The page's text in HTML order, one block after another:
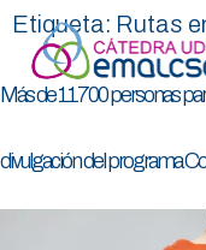
Etiqueta: Rutas
Más de 11700 personas
divulgación del programa